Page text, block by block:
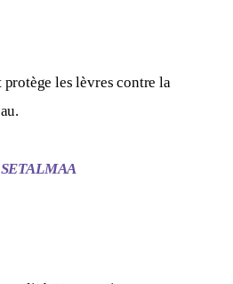
les lèvres contre la